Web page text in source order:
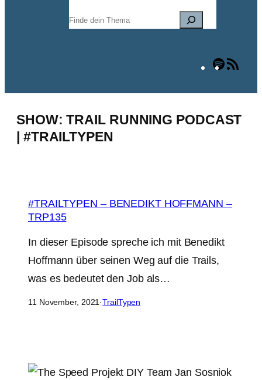
Suchen
Spotify
SHOW:TRAIL RUNNING PODCAST
| #TRAILTYPEN
#TRAILTYPEN – BENEDIKT HOFFMANN –
TRP135
In dieser Episode spreche ich mit Benedikt
Hoffmann über seinen Weg auf die Trails,
was es bedeutet den Job als…
11 November, 2021 ·TrailTypen